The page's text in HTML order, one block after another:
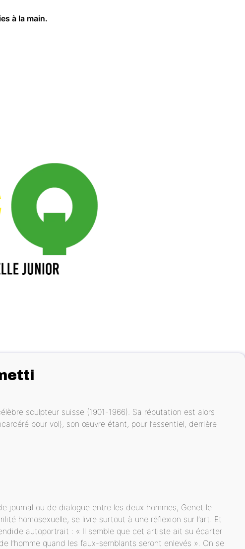
à la main.
sculpteur suisse (1901-1966). Sa réputation est alors
pour vol), son œuvre étant, pour l’essentiel, derrière
journal ou de dialogue entre les deux hommes, Genet le
homosexuelle, se livre surtout à une réflexion sur l’art. Et
autoportrait : « Il semble que cet artiste ait su écarter
l’homme quand les faux-semblants seront enlevés ». On se